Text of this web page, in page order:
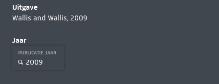
Uitgave
Wallis and Wallis, 2009
Jaar
PUBLICATIE JAAR
2009